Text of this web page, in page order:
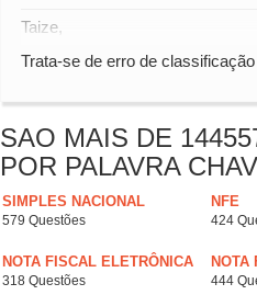
Taize,
Trata-se de erro de
SAO MAIS DE
POR PALAVRA
SIMPLES NACIONAL
579 Questões
NFE
424
NOTA FISCAL ELETRÔNICA
318 Questões
NOTA
444